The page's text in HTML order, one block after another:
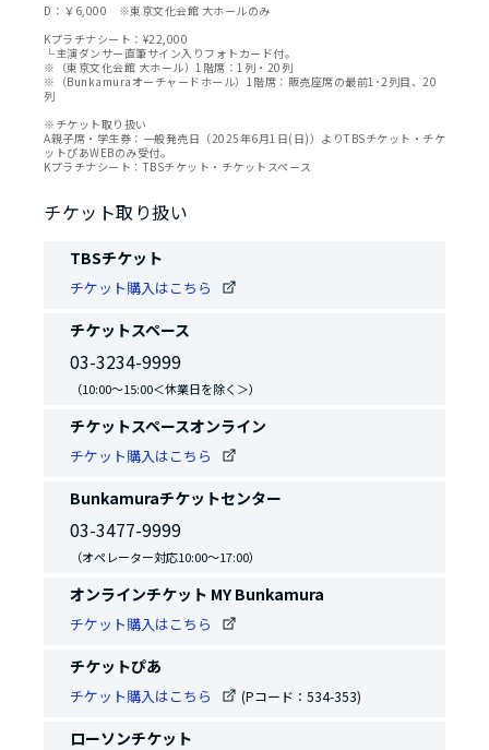
D：￥6,000 ※東京文化会館 大ホールのみ
Kプラチナシート：¥22,000
└主演ダンサー直筆サイン入りフォトカード付。
※（東京文化会館 大ホール）1階席：1列・20列
※（Bunkamuraオーチャードホール）1階席：販売座席の最前1･2列目、20
列
※チケット取り扱い
A親子席・学生券：一般発売日（2025年6月1日(日)）よりTBSチケット・チケ
ットぴあWEBのみ受付。
Kプラチナシート：TBSチケット・チケットスペース
チケット取り扱い
TBSチケット
チケット購入はこちら
チケットスペース
03-3234-9999
（10:00～15:00＜休業日を除く＞）
チケットスペースオンライン
チケット購入はこちら
Bunkamuraチケットセンター
03-3477-9999
（オペレーター対応10:00～17:00）
オンラインチケット MY Bunkamura
チケット購入はこちら
チケットぴあ
チケット購入はこちら (Pコード：534-353)
ローソンチケット